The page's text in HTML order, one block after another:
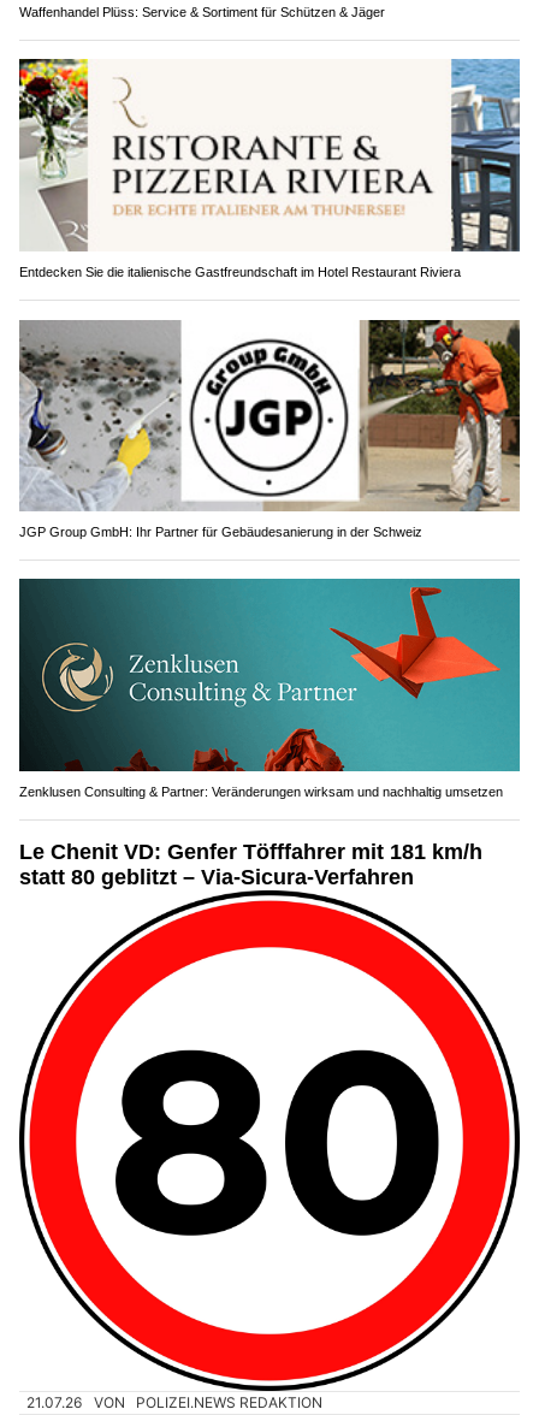
Waffenhandel Plüss: Service & Sortiment für Schützen & Jäger
Entdecken Sie die italienische Gastfreundschaft im Hotel Restaurant Riviera
JGP Group GmbH: Ihr Partner für Gebäudesanierung in der Schweiz
Zenklusen Consulting & Partner: Veränderungen wirksam und nachhaltig umsetzen
Le Chenit VD: Genfer Töfffahrer mit 181 km/h
statt 80 geblitzt – Via-Sicura-Verfahren
21.07.26 VON POLIZEI.NEWS REDAKTION